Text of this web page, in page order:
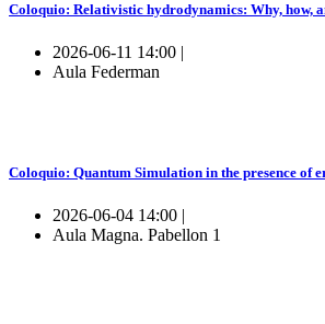
Coloquio: Relativistic hydrodynamics: Why, how,
2026-06-11 14:00 |
Aula Federman
Coloquio: Quantum Simulation in the presence of
2026-06-04 14:00 |
Aula Magna. Pabellon 1